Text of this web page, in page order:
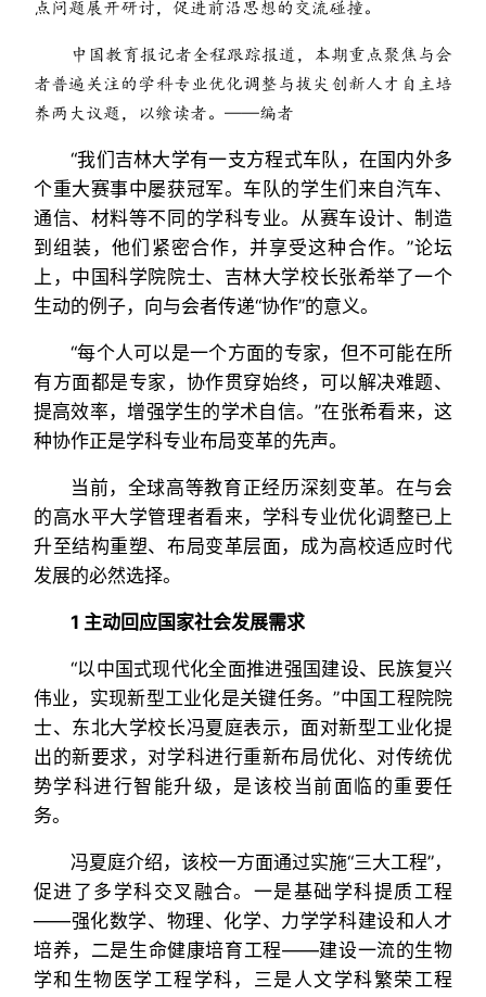
点问题展开研讨，促进前沿思想的交流碰撞。
中国教育报记者全程跟踪报道，本期重点聚焦与会
者普遍关注的学科专业优化调整与拔尖创新人才自主培
养两大议题，以飨读者。——编者
“我们吉林大学有一支方程式车队，在国内外多
个重大赛事中屡获冠军。车队的学生们来自汽车、
通信、材料等不同的学科专业。从赛车设计、制造
到组装，他们紧密合作，并享受这种合作。”论坛
上，中国科学院院士、吉林大学校长张希举了一个
生动的例子，向与会者传递“协作”的意义。
“每个人可以是一个方面的专家，但不可能在所
有方面都是专家，协作贯穿始终，可以解决难题、
提高效率，增强学生的学术自信。”在张希看来，这
种协作正是学科专业布局变革的先声。
当前，全球高等教育正经历深刻变革。在与会
的高水平大学管理者看来，学科专业优化调整已上
升至结构重塑、布局变革层面，成为高校适应时代
发展的必然选择。
1 主动回应国家社会发展需求
“以中国式现代化全面推进强国建设、民族复兴
伟业，实现新型工业化是关键任务。”中国工程院院
士、东北大学校长冯夏庭表示，面对新型工业化提
出的新要求，对学科进行重新布局优化、对传统优
势学科进行智能升级，是该校当前面临的重要任
务。
冯夏庭介绍，该校一方面通过实施“三大工程”，
促进了多学科交叉融合。一是基础学科提质工程
——强化数学、物理、化学、力学学科建设和人才
培养，二是生命健康培育工程——建设一流的生物
学和生物医学工程学科，三是人文学科繁荣工程